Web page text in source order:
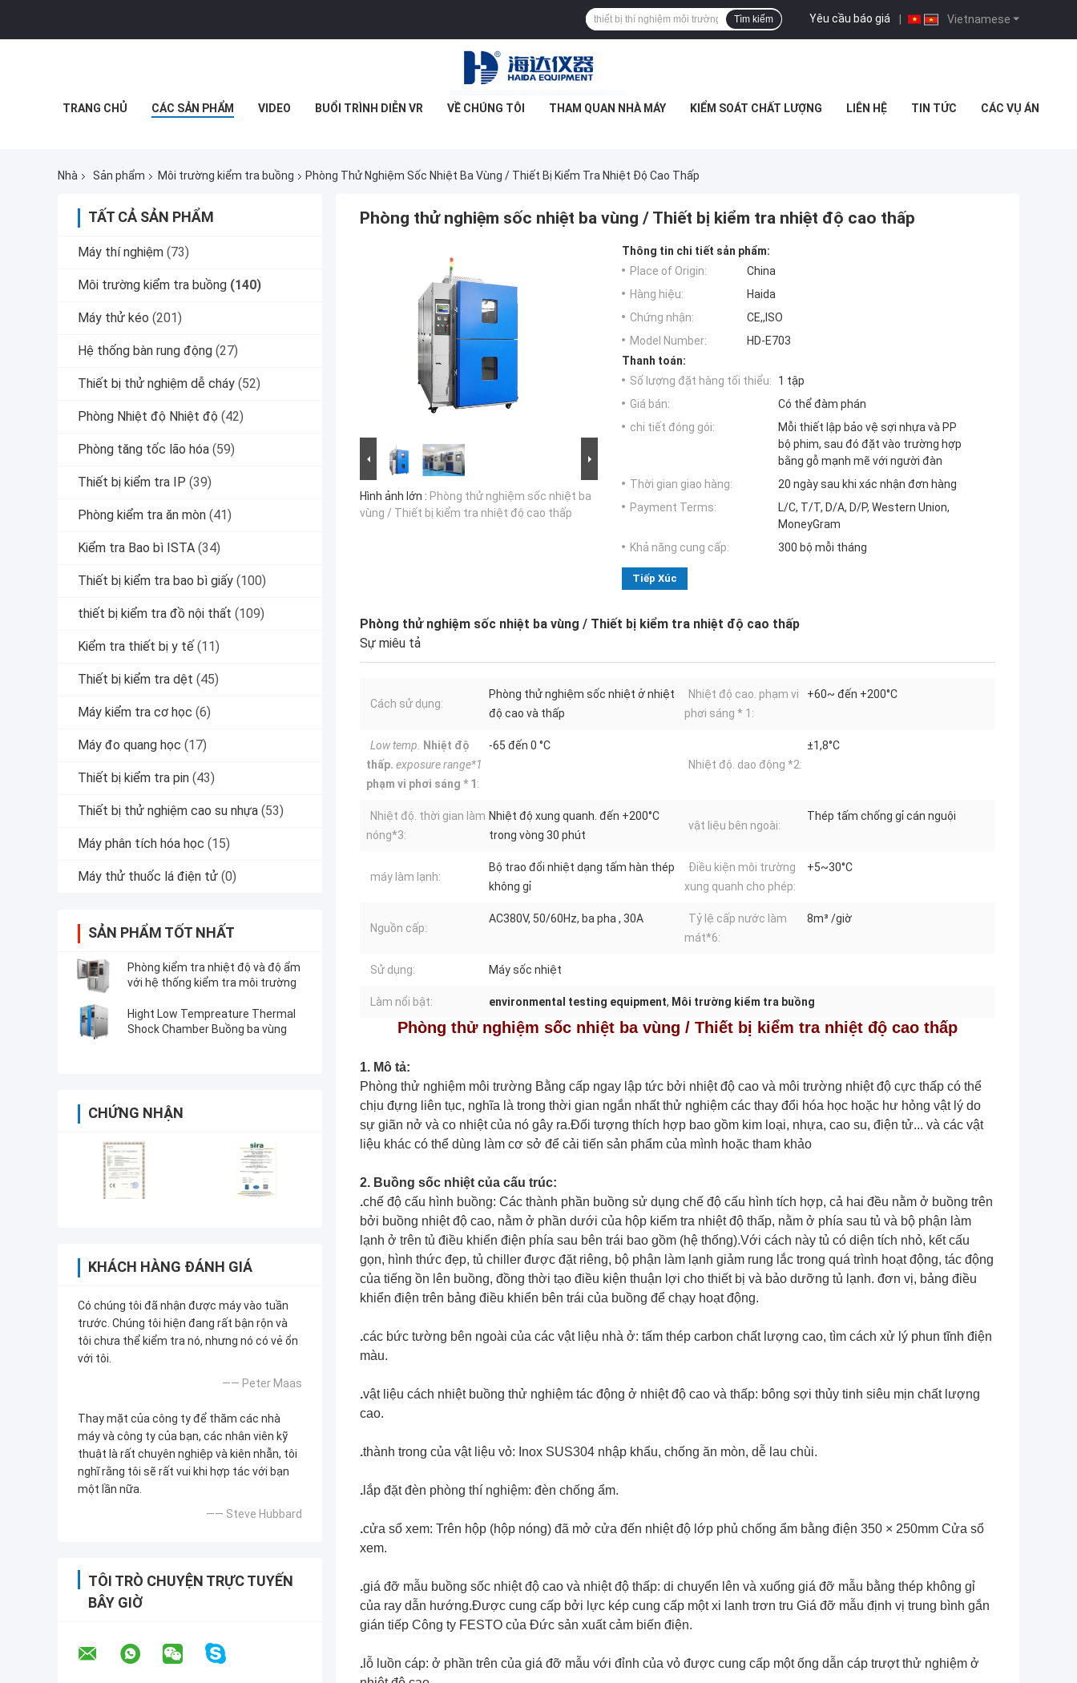
Vietnamese
Yêu cầu báo giá |
Tìm kiếm
TRANG CHỦ CÁC SẢN PHẨM VIDEO BUỔI TRÌNH DIỄN VR VỀ CHÚNG TÔI THAM QUAN NHÀ MÁY KIỂM SOÁT CHẤT LƯỢNG LIÊN HỆ TIN TỨC CÁC VỤ ÁN
Nhà Sản phẩm Môi trường kiểm tra buồng Phòng Thử Nghiệm Sốc Nhiệt Ba Vùng / Thiết Bị Kiểm Tra Nhiệt Độ Cao Thấp
TẤT CẢ SẢN PHẨM
Máy thí nghiệm (73)
Môi trường kiểm tra buồng (140)
Máy thử kéo (201)
Hệ thống bàn rung động (27)
Thiết bị thử nghiệm dễ cháy (52)
Phòng Nhiệt độ Nhiệt độ (42)
Phòng tăng tốc lão hóa (59)
Thiết bị kiểm tra IP (39)
Phòng kiểm tra ăn mòn (41)
Kiểm tra Bao bì ISTA (34)
Thiết bị kiểm tra bao bì giấy (100)
thiết bị kiểm tra đồ nội thất (109)
Kiểm tra thiết bị y tế (11)
Thiết bị kiểm tra dệt (45)
Máy kiểm tra cơ học (6)
Máy đo quang học (17)
Thiết bị kiểm tra pin (43)
Thiết bị thử nghiệm cao su nhựa (53)
Máy phân tích hóa học (15)
Máy thử thuốc lá điện tử (0)
SẢN PHẨM TỐT NHẤT
Phòng kiểm tra nhiệt độ và độ ẩm
với hệ thống kiểm tra môi trường
Hight Low Tempreature Thermal
Shock Chamber Buồng ba vùng
CHỨNG NHẬN
KHÁCH HÀNG ĐÁNH GIÁ
Có chúng tôi đã nhận được máy vào tuần
trước. Chúng tôi hiện đang rất bận rộn và
tôi chưa thể kiểm tra nó, nhưng nó có vẻ ổn
với tôi.
—— Peter Maas
Thay mặt của công ty để thăm các nhà
máy và công ty của bạn, các nhân viên kỹ
thuật là rất chuyên nghiệp và kiên nhẫn, tôi
nghĩ rằng tôi sẽ rất vui khi hợp tác với bạn
một lần nữa.
—— Steve Hubbard
TÔI TRÒ CHUYỆN TRỰC TUYẾN
BÂY GIỜ
Phòng thử nghiệm sốc nhiệt ba vùng / Thiết bị kiểm tra nhiệt độ cao thấp
Hình ảnh lớn : Phòng thử nghiệm sốc nhiệt ba
vùng / Thiết bị kiểm tra nhiệt độ cao thấp
Thông tin chi tiết sản phẩm:
Place of Origin:
China
Hàng hiệu:
Haida
Chứng nhận:
CE,,ISO
Model Number:
HD-E703
Thanh toán:
Số lượng đặt hàng tối thiểu:
1 tập
Giá bán:
Có thể đàm phán
chi tiết đóng gói:
Mỗi thiết lập bảo vệ sợi nhựa và PP
bộ phim, sau đó đặt vào trường hợp
bằng gỗ mạnh mẽ với người đàn
Thời gian giao hàng:
20 ngày sau khi xác nhận đơn hàng
Payment Terms:
L/C, T/T, D/A, D/P, Western Union,
MoneyGram
Khả năng cung cấp:
300 bộ mỗi tháng
Tiếp Xúc
Phòng thử nghiệm sốc nhiệt ba vùng / Thiết bị kiểm tra nhiệt độ cao thấp
Sự miêu tả
Cách sử dụng:
Phòng thử nghiệm sốc nhiệt ở nhiệt
độ cao và thấp
Nhiệt độ cao. phạm vi
phơi sáng * 1:
+60~ đến +200°C
Low temp. Nhiệt độ
thấp. exposure range*1
phạm vi phơi sáng * 1 :
-65 đến 0 °C
Nhiệt độ. dao động *2:
±1,8°C
Nhiệt độ. thời gian làm
nóng*3:
Nhiệt độ xung quanh. đến +200°C
trong vòng 30 phút
vật liệu bên ngoài:
Thép tấm chống gỉ cán nguội
máy làm lạnh:
Bộ trao đổi nhiệt dạng tấm hàn thép
không gỉ
Điều kiện môi trường
xung quanh cho phép:
+5~30°C
Nguồn cấp:
AC380V, 50/60Hz, ba pha , 30A
Tỷ lệ cấp nước làm
mát*6:
8m³ /giờ
Sử dụng: Máy sốc nhiệt
Làm nổi bật: environmental testing equipment, Môi trường kiểm tra buồng
Phòng thử nghiệm sốc nhiệt ba vùng / Thiết bị kiểm tra nhiệt độ cao thấp
1. Mô tả:
Phòng thử nghiệm môi trường Bằng cấp ngay lập tức bởi nhiệt độ cao và môi trường nhiệt độ cực thấp có thể
chịu đựng liên tục, nghĩa là trong thời gian ngắn nhất thử nghiệm các thay đổi hóa học hoặc hư hỏng vật lý do
sự giãn nở và co nhiệt của nó gây ra.Đối tượng thích hợp bao gồm kim loại, nhựa, cao su, điện tử... và các vật
liệu khác có thể dùng làm cơ sở để cải tiến sản phẩm của mình hoặc tham khảo
2. Buồng sốc nhiệt của cấu trúc:
.chế độ cấu hình buồng: Các thành phần buồng sử dụng chế độ cấu hình tích hợp, cả hai đều nằm ở buồng trên
bởi buồng nhiệt độ cao, nằm ở phần dưới của hộp kiểm tra nhiệt độ thấp, nằm ở phía sau tủ và bộ phận làm
lạnh ở trên tủ điều khiển điện phía sau bên trái bao gồm (hệ thống).Với cách này tủ có diện tích nhỏ, kết cấu
gọn, hình thức đẹp, tủ chiller được đặt riêng, bộ phận làm lạnh giảm rung lắc trong quá trình hoạt động, tác động
của tiếng ồn lên buồng, đồng thời tạo điều kiện thuận lợi cho thiết bị và bảo dưỡng tủ lạnh. đơn vị, bảng điều
khiển điện trên bảng điều khiển bên trái của buồng để chạy hoạt động.
.các bức tường bên ngoài của các vật liệu nhà ở: tấm thép carbon chất lượng cao, tìm cách xử lý phun tĩnh điện
màu.
.vật liệu cách nhiệt buồng thử nghiệm tác động ở nhiệt độ cao và thấp: bông sợi thủy tinh siêu mịn chất lượng
cao.
.thành trong của vật liệu vỏ: Inox SUS304 nhập khẩu, chống ăn mòn, dễ lau chùi.
. lắp đặt đèn phòng thí nghiệm: đèn chống ẩm.
.cửa sổ xem: Trên hộp (hộp nóng) đã mở cửa đến nhiệt độ lớp phủ chống ẩm bằng điện 350 × 250mm Cửa sổ
xem.
.giá đỡ mẫu buồng sốc nhiệt độ cao và nhiệt độ thấp: di chuyển lên và xuống giá đỡ mẫu bằng thép không gỉ
của ray dẫn hướng.Được cung cấp bởi lực kép cung cấp một xi lanh trơn tru Giá đỡ mẫu định vị trung bình gắn
gián tiếp Công ty FESTO của Đức sản xuất cảm biến điện.
. lỗ luồn cáp: ở phần trên của giá đỡ mẫu với đỉnh của vỏ được cung cấp một ống dẫn cáp trượt thử nghiệm ở